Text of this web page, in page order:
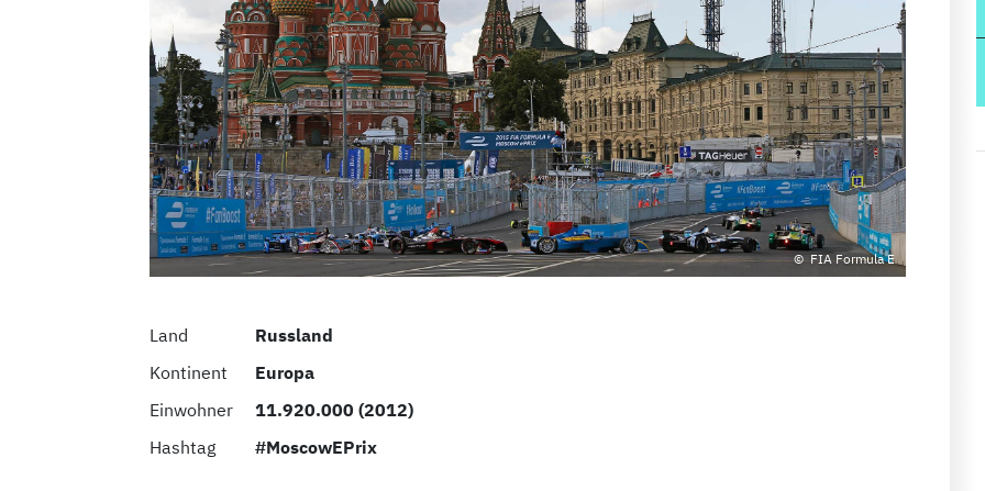
FIA Formula E
Land
Russland
Kontinent
Europa
Einwohner
11.920.000 (2012)
Hashtag
#MoscowEPrix